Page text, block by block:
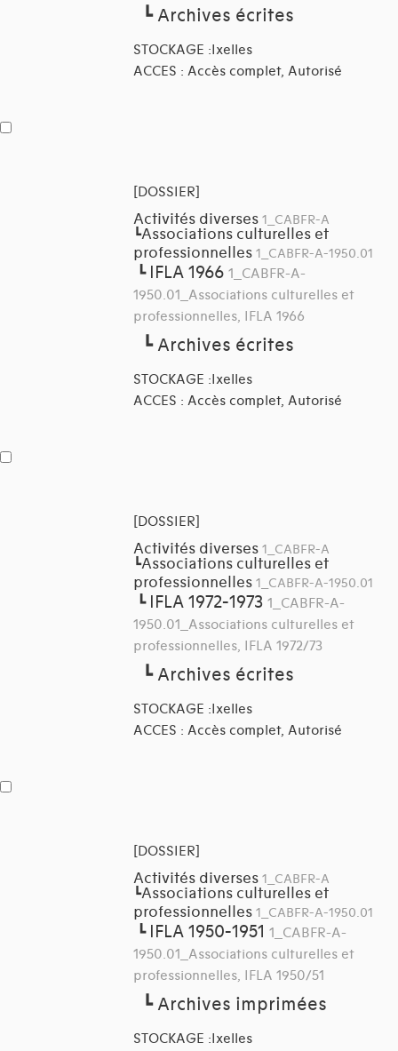
┗Archives écrites
STOCKAGE :Ixelles
ACCES : Accès complet, Autorisé
[DOSSIER]
Activités diverses 1_CABFR-A
┗Associations culturelles et
professionnelles 1_CABFR-A-1950.01
┗ IFLA 1966 1_CABFR-A-
1950.01_Associations culturelles et
professionnelles, IFLA 1966
┗Archives écrites
STOCKAGE :Ixelles
ACCES : Accès complet, Autorisé
[DOSSIER]
Activités diverses 1_CABFR-A
┗Associations culturelles et
professionnelles 1_CABFR-A-1950.01
┗ IFLA 1972-1973 1_CABFR-A-
1950.01_Associations culturelles et
professionnelles, IFLA 1972/73
┗Archives écrites
STOCKAGE :Ixelles
ACCES : Accès complet, Autorisé
[DOSSIER]
Activités diverses 1_CABFR-A
┗Associations culturelles et
professionnelles 1_CABFR-A-1950.01
┗ IFLA 1950-1951 1_CABFR-A-
1950.01_Associations culturelles et
professionnelles, IFLA 1950/51
┗Archives imprimées
STOCKAGE :Ixelles